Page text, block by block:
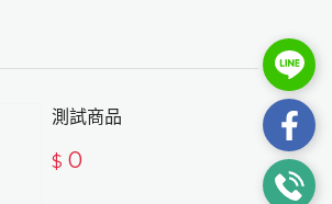
測試商品
$ 0